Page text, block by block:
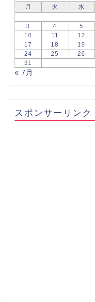
月
火 水
3
4 5
10
11 12
17
18 19
24
25 26
31
« 7月
スポンサーリンク